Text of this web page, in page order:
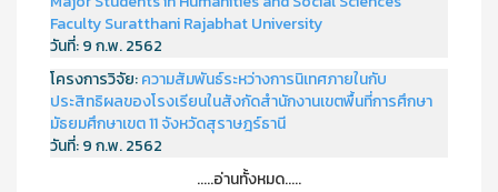
Faculty Suratthani Rajabhat University
วันที่:9 ก.พ. 2562
โครงการวิจัย:ความสัมพันธ์ระหว่างการนิเทศภายในกับ
ประสิทธิผลของโรงเรียนในสังกัดสำนักงานเขตพื้นที่การศึกษา
มัธยมศึกษาเขต 11 จังหวัดสุราษฎร์ธานี
วันที่:9 ก.พ. 2562
.....อ่านทั้งหมด.....